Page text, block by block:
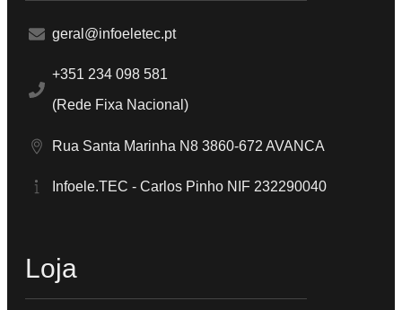
geral@infoeletec.pt
+351 234 098 581
(Rede Fixa Nacional)
Rua Santa Marinha N8 3860-672 AVANCA
Infoele.TEC - Carlos Pinho NIF 232290040
Loja